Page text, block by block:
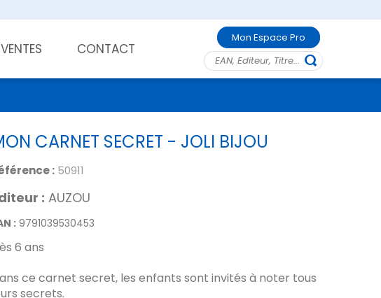
CONTACT
Mon Espace Pro
CARNET SECRET - JOLI BIJOU
: 50911
: AUZOU
: 9791039530453
6 ans
ce carnet secret, les enfants sont invités à noter tous
secrets.